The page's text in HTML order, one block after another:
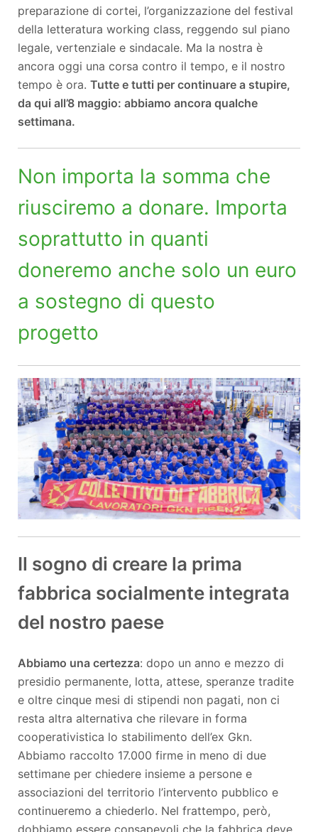
preparazione di cortei, l’organizzazione del festival
della letteratura working class, reggendo sul piano
legale, vertenziale e sindacale. Ma la nostra è
ancora oggi una corsa contro il tempo, e il nostro
tempo è ora. Tutte e tutti per continuare a stupire,
da qui all’8 maggio: abbiamo ancora qualche
settimana.
Non importa la somma che
riusciremo a donare. Importa
soprattutto in quanti
doneremo anche solo un euro
a sostegno di questo
progetto
Il sogno di creare la prima
fabbrica socialmente integrata
del nostro paese
Abbiamo una certezza: dopo un anno e mezzo di
presidio permanente, lotta, attese, speranze tradite
e oltre cinque mesi di stipendi non pagati, non ci
resta altra alternativa che rilevare in forma
cooperativistica lo stabilimento dell’ex Gkn.
Abbiamo raccolto 17.000 firme in meno di due
settimane per chiedere insieme a persone e
associazioni del territorio l’intervento pubblico e
continueremo a chiederlo. Nel frattempo, però,
dobbiamo essere consapevoli che la fabbrica deve